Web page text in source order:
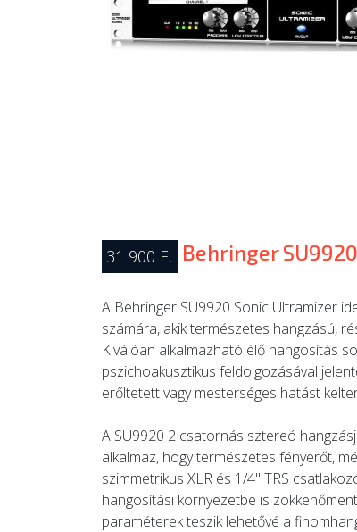
31 900 Ft Behringer
A Behringer SU9920 Sonic Ultramizer
számára, akik természetes hangzású,
Kiválóan alkalmazható élő hangosítás
pszichoakusztikus feldolgozásával
erőltetett vagy mesterséges hatást
A SU9920 2 csatornás sztereó
alkalmaz, hogy természetes fényerőt,
szimmetrikus XLR és 1/4" TRS
hangosítási környezetbe is
paraméterek teszik lehetővé a